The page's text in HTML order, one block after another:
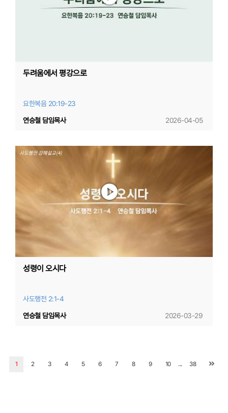
두려움에서 평강으로
요한복음 20:19-23
2026-04-05
연승철 담임목사
성령이 오시다
사도행전 2:1-4
2026-03-29
연승철 담임목사
1 2 3 4 5 6 7 8 9 10 ... 38